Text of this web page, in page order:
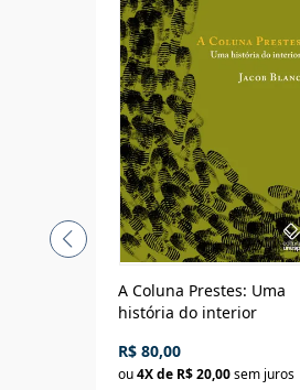
A Coluna Prestes: Uma
história do interior
R$ 80,00
ou4X de R$ 20,00sem juros